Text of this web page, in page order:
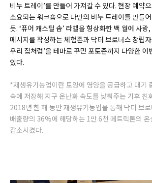
비누 트레이’를 만들어 가져갈 수 있다. 현장 예약
소요되는 워크숍으로 나만의 비누 트레이를 만들
듯. ‘퓨어 캐스틸 솝’ 라벨을 형상화한 백 월에 사랑
메시지를 작성하는 체험존과 닥터 브로너스 창립
우리 집처럼’을 테마로 꾸민 포토존까지 다양한 이
있다.
*재생유기농업이란 토양에 영양을 공급하고 대기
속에 저장해 지구 온난화 속도를 낮춰주는 기후 친
2018년 한 해 동안 재생유기농업을 통해 닥터 브
배출량의 36%에 해당하는 1만 6천 메트릭톤의 온
감소시켰다.